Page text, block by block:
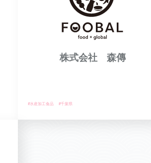
株式会社 森傳
#水産加工食品 #千葉県